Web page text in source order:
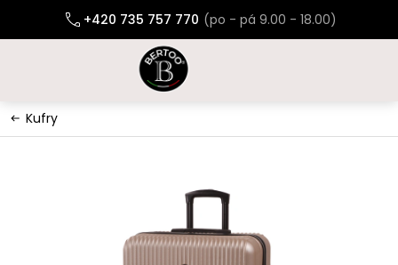
obsah
+420 735 757 770
Kufry